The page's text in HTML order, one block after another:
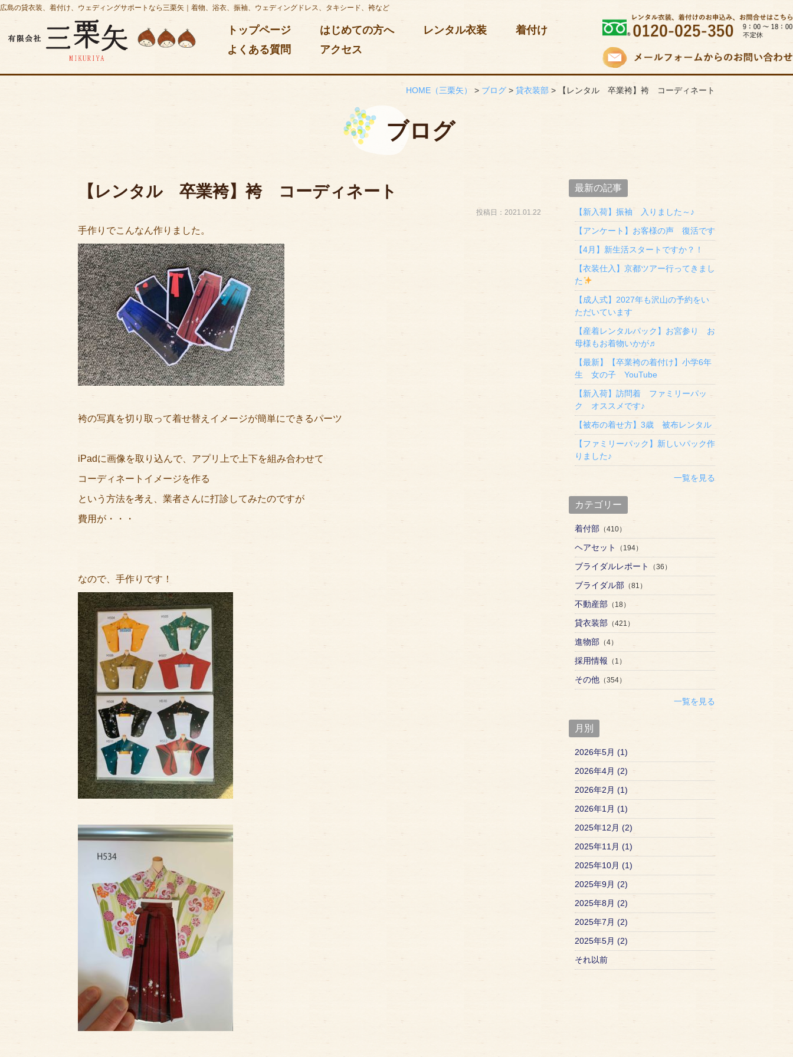
広島の貸衣装、着付け、ウェディングサポートなら三栗矢｜着物、浴衣、振袖、ウェディングドレス、タキシード、袴など
トップページ はじめての方へ レンタル衣装
着付け
よくある質問
アクセス
HOME （三栗矢） > ブログ > 貸衣装部 > 【レンタル 卒業袴】袴 コーディネート
ブログ
【レンタル 卒業袴】袴 コーディネート
投稿日：2021.01.22
手作りでこんなん作りました。
袴の写真を切り取って着せ替えイメージが簡単にできるパーツ
iPadに画像を取り込んで、アプリ上で上下を組み合わせて
コーディネートイメージを作る
という方法を考え、業者さんに打診してみたのですが
費用が・・・
なので、手作りです！
最新の記事
【新入荷】振袖 入りました～♪
【アンケート】お客様の声 復活です
【4月】新生活スタートですか？！
【衣装仕入】京都ツアー行ってきまし
た
【成人式】2027年も沢山の予約をい
ただいています
【産着レンタルパック】お宮参り お
母様もお着物いかが♬
【最新】【卒業袴の着付け】小学6年
生 女の子 YouTube
【新入荷】訪問着 ファミリーパッ
ク オススメです♪
【被布の着せ方】3歳 被布レンタル
【ファミリーパック】新しいパック作
りました♪
一覧を見る
カテゴリー
着付部（410）
ヘアセット （194）
ブライダルレポート （36）
ブライダル部（81）
不動産部（18）
貸衣装部（421）
進物部（4）
採用情報 （1）
その他（354）
一覧を見る
月別
2026年5月 (1)
2026年4月 (2)
2026年2月 (1)
2026年1月 (1)
2025年12月 (2)
2025年11月 (1)
2025年10月 (1)
2025年9月 (2)
2025年8月 (2)
2025年7月 (2)
2025年5月 (2)
それ以前